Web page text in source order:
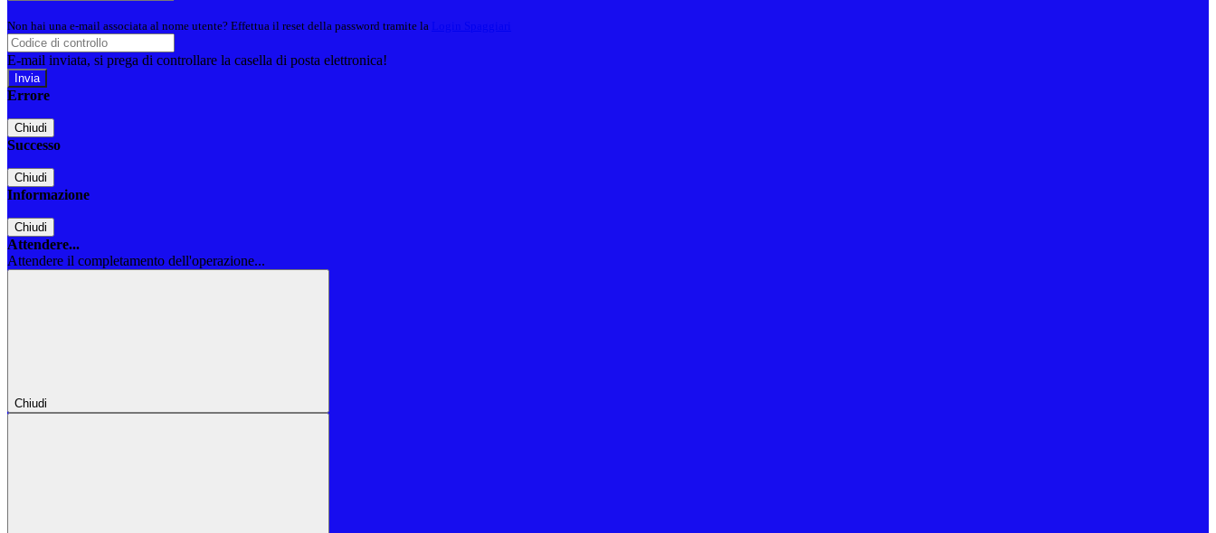
Non hai una e-mail associata al nome utente? Effettua il reset della password tramite la
E-mail inviata, si prega di controllare la casella di posta elettronica!
Errore
Chiudi
Successo
Chiudi
Informazione
Chiudi
Attendere...
Attendere il completamento dell'operazione...
Chiudi